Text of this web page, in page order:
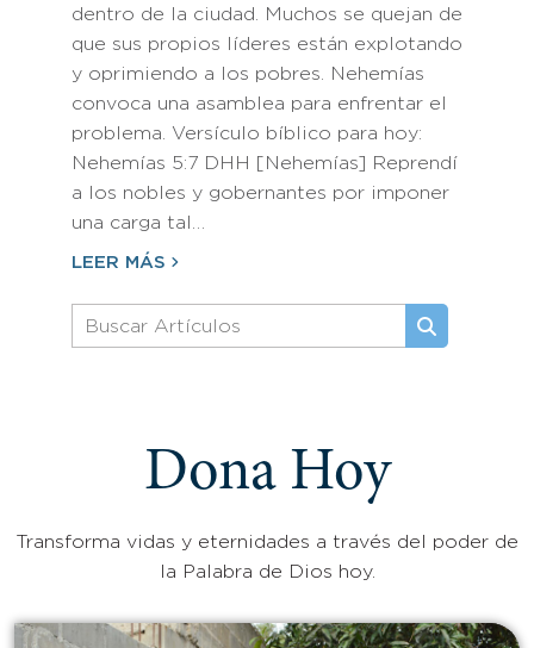
dentro de la ciudad. Muchos se quejan de
que sus propios líderes están explotando
y oprimiendo a los pobres. Nehemías
convoca una asamblea para enfrentar el
problema. Versículo bíblico para hoy:
Nehemías 5:7 DHH [Nehemías] Reprendí
a los nobles y gobernantes por imponer
una carga tal…
LEER MÁS
Dona Hoy
Transforma vidas y eternidades a través del poder de
la Palabra de Dios hoy.